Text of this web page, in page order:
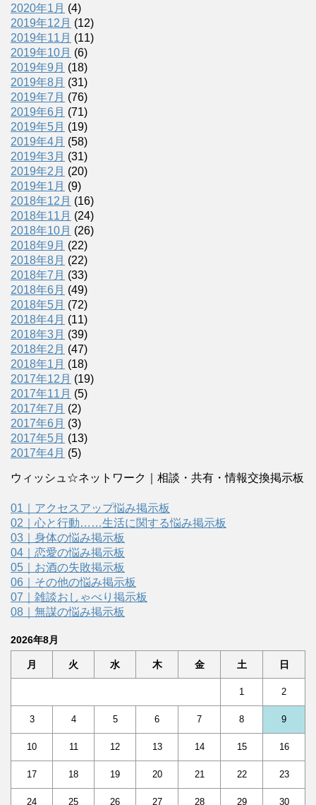
2020年1月 (4)
2019年12月 (12)
2019年11月 (11)
2019年10月 (6)
2019年9月 (18)
2019年8月 (31)
2019年7月 (76)
2019年6月 (71)
2019年5月 (19)
2019年4月 (58)
2019年3月 (31)
2019年2月 (20)
2019年1月 (9)
2018年12月 (16)
2018年11月 (24)
2018年10月 (26)
2018年9月 (22)
2018年8月 (22)
2018年7月 (33)
2018年6月 (49)
2018年5月 (72)
2018年4月 (11)
2018年3月 (39)
2018年2月 (47)
2018年1月 (18)
2017年12月 (19)
2017年11月 (5)
2017年7月 (2)
2017年6月 (3)
2017年5月 (13)
2017年4月 (5)
ウィッシュ☆ネットワーク｜相談・共有・情報交換掲示板
01｜アクセスアップ悩み掲示板
02｜心と行動……生活に関する悩み掲示板
03｜身体の悩み掲示板
04｜恋愛の悩み掲示板
05｜お酒の失敗掲示板
06｜その他の悩み掲示板
07｜雑談おしゃべり掲示板
08｜無謀の悩み掲示板
2026年8月
月 火 水 木 金 土 日
1 2
3 4 5 6 7 8 9
10 11 12 13 14 15 16
17 18 19 20 21 22 23
24 25 26 27 28 29 30